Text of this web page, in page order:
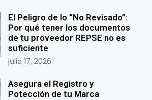
El Peligro de lo “No Revisado”:
Por qué tener los documentos
de tu proveedor REPSE no es
suficiente
julio 17, 2026
Asegura el Registro y
Potección de tu Marca